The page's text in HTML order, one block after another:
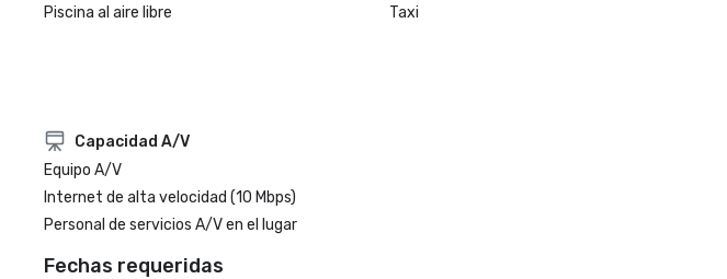
Piscina al aire libre
Taxi
Capacidad A/V
Equipo A/V
Internet de alta velocidad (10 Mbps)
Personal de servicios A/V en el lugar
Fechas requeridas